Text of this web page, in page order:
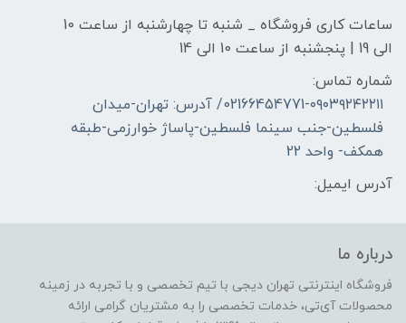
ساعات کاری فروشگاه _ شنبه تا چهارشنبه از ساعت 10
الی 19 | پنجشنبه از ساعت 10 الی 14
شماره تماس:
02166454771-۰۹۰۳۹۲۴۲۲۱۱/ آدرس: تهران-میدان
فلسطین-جنب سینما فلسطین-پاساژ خوارزمی-طبقه
همکف- واحد 22
آدرس ایمیل:
درباره ما
فروشگاه اینترنتی تهران دیجی با تیم تخصصی و با تجربه در زمینه
محصولات آی‌تی، خدمات تخصصی را به مشتریان گرامی ارائه